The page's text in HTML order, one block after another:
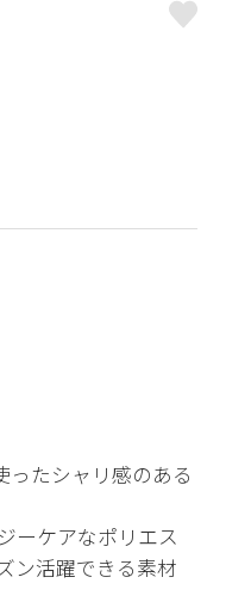
たシャリ感のある
ーケアなポリエス
ン活躍できる素材